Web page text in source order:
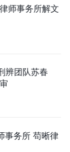
师事务所解文
辨团队苏春
事务所 苟晰律